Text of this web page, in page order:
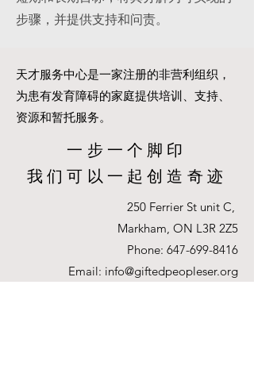
步骤，并提供支持和问责。
天才服务中心是一家注册的非营利组织，
为患有发育障碍的家庭提供培训、支持、
资源和暂托服务。
一步一个脚印
我们可以一起创造奇迹
250 Ferrier St unit C,
Markham, ON L3R 2Z5
Phone: 647-699-8416
Email: info@giftedpeopleser.org